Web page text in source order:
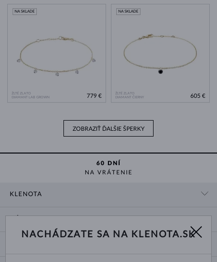
ŽLTÉ ZLATO
DIAMANT LAB GROWN
NA SKLADE
779 €
ŽLTÉ ZLATO
DIAMANT ČIERNY
NA SKLADE
605 €
ZOBRAZIŤ ĎALŠIE ŠPERKY
60 DNÍ
NA VRÁTENIE
KLENOTA
O NÁS
DODANIE A PLATBA ZA TOVAR
NACHÁDZATE SA NA KLENOTA.SK